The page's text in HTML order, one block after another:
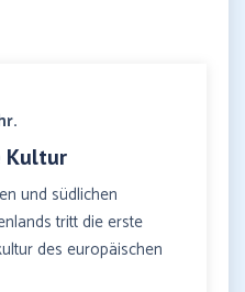
Kultur
und südlichen
tritt die erste
des europäischen